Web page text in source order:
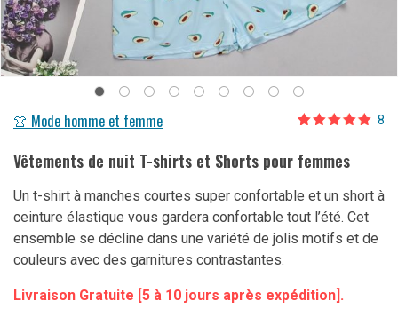
👚 Mode homme et femme
sur
notations
8
Vêtements de nuit T-shirts et Shorts pour femmes
Un t-shirt à manches courtes super confortable et un short à
ceinture élastique vous gardera confortable tout l’été. Cet
ensemble se décline dans une variété de jolis motifs et de
couleurs avec des garnitures contrastantes.
Livraison Gratuite [5 à 10 jours après expédition].